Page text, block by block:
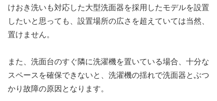
けおき洗いも対応した大型洗面器を採用したモデルを設置
したいと思っても、設置場所の広さを超えていては当然、
置けません。
また、洗面台のすぐ隣に洗濯機を置いている場合、十分な
スペースを確保できないと、洗濯機の揺れで洗面器とぶつ
かり故障の原因となります。